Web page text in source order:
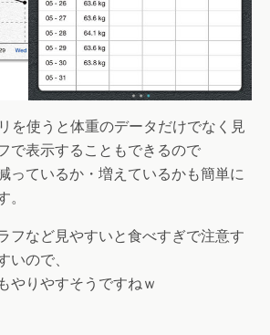
を使うと体重のデータだけでなく見
で表示することもできるので
っているか・増えているかも簡単に
。
フなど見やすいと食べすぎで注意す
いので、
やりやすそうですねｗ